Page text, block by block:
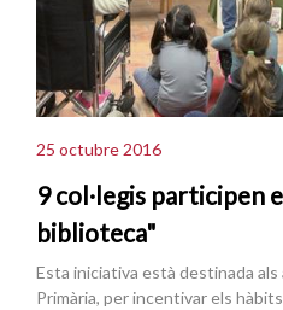
25 octubre 2016
9 col·legis participen
biblioteca"
Esta iniciativa està destinada als
Primària, per incentivar els